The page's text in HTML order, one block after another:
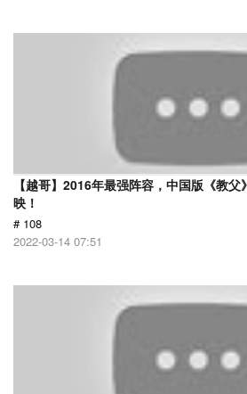
【越哥】2016年最强阵容，中国版《教
映！
# 108
2022-03-14 07:51